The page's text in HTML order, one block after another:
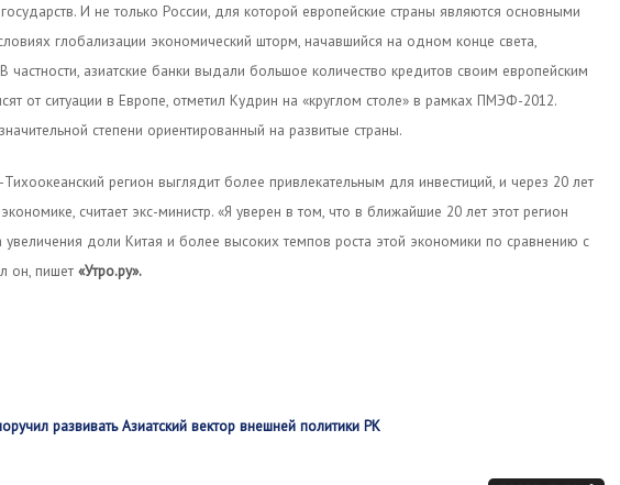
И не только России, для которой европейские страны являются основными
глобализации экономический шторм, начавшийся на одном конце света,
частности, азиатские банки выдали большое количество кредитов своим европейским
от ситуации в Европе, отметил Кудрин на «круглом столе» в рамках ПМЭФ-2012.
степени ориентированный на развитые страны.
регион выглядит более привлекательным для инвестиций, и через 20 лет
считает экс-министр. «Я уверен в том, что в ближайшие 20 лет этот регион
доли Китая и более высоких темпов роста этой экономики по сравнению с
он, пишет «Утро.ру».
развивать Азиатский вектор внешней политики РК